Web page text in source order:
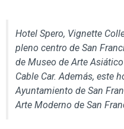
Hotel Spero, Vignette
pleno centro de San
de Museo de Arte
Cable Car. Además, este
Ayuntamiento de San
Arte Moderno de San